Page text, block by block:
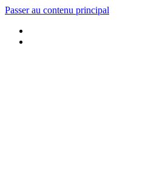
Passer au contenu principal